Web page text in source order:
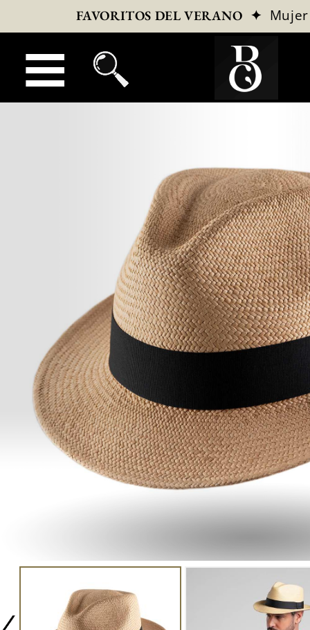
FAVORITOS DEL VERANO ✦ Mujer